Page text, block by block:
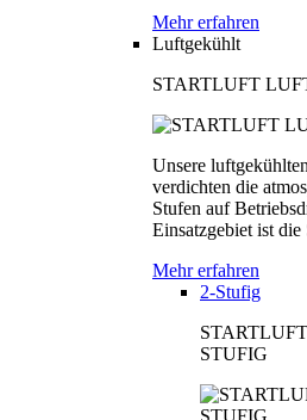
Mehr erfahren
Luftgekühlt
STARTLUFT
Unsere
verdichten die
Stufen auf
Einsatzgebiet ist
Mehr erfahren
2-Stufig
STUFIG